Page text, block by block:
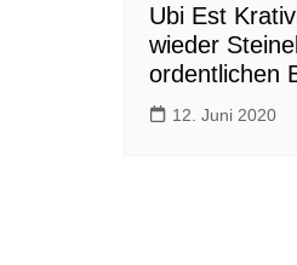
Ubi Est
wieder
ordentlichen
12. Juni 2020